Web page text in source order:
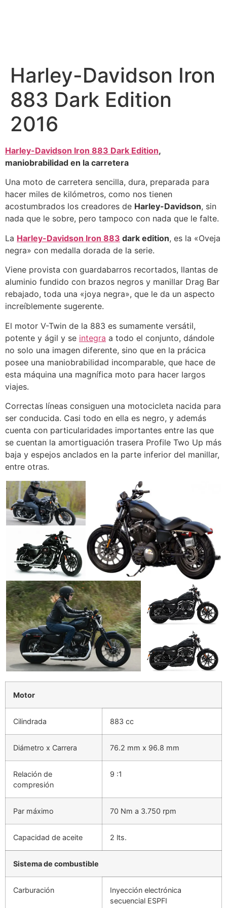
Harley-Davidson Iron
883 Dark Edition
2016
Harley-Davidson Iron 883 Dark Edition,
maniobrabilidad en la carretera
Una moto de carretera sencilla, dura, preparada para
hacer miles de kilómetros, como nos tienen
acostumbrados los creadores de Harley-Davidson, sin
nada que le sobre, pero tampoco con nada que le falte.
La Harley-Davidson Iron 883 dark edition, es la «Oveja
negra» con medalla dorada de la serie.
Viene provista con guardabarros recortados, llantas de
aluminio fundido con brazos negros y manillar Drag Bar
rebajado, toda una «joya negra», que le da un aspecto
increíblemente sugerente.
El motor V-Twin de la 883 es sumamente versátil,
potente y ágil y se integra a todo el conjunto, dándole
no solo una imagen diferente, sino que en la prácica
posee una maniobrabilidad incomparable, que hace de
esta máquina una magnífica moto para hacer largos
viajes.
Correctas líneas consiguen una motocicleta nacida para
ser conducida. Casi todo en ella es negro, y además
cuenta con particularidades importantes entre las que
se cuentan la amortiguación trasera Profile Two Up más
baja y espejos anclados en la parte inferior del manillar,
entre otras.
Motor
Cilindrada 883 cc
Diámetro x Carrera 76.2 mm x 96.8 mm
Relación de
compresión
9 :1
Par máximo 70 Nm a 3.750 rpm
Capacidad de aceite 2 lts.
Sistema de combustible
Carburación
Inyección electrónica
secuencial ESPFI